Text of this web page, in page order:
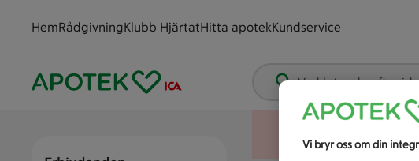
HemRådgivningKlubb HjärtatHitta apotekKundservice
Vad letar du efter
Vi bryr oss om din